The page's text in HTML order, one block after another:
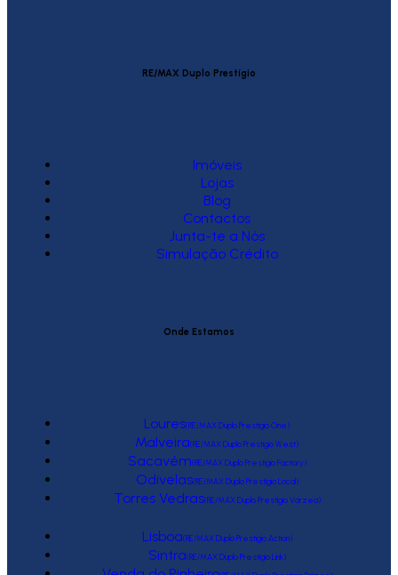
RE/MAX Duplo Prestígio
Imóveis
Lojas
Blog
Contactos
Junta-te a Nós
Simulação Crédito
Onde Estamos
Loures(RE/MAX Duplo Prestígio One)
Malveira(RE/MAX Duplo Prestígio West)
Sacavém(RE/MAX Duplo Prestígio Factory)
Odivelas(RE/MAX Duplo Prestígio Local)
Torres Vedras(RE/MAX Duplo Prestígio Várzea)
Lisboa(RE/MAX Duplo Prestígio Action)
Sintra(RE/MAX Duplo Prestígio Link)